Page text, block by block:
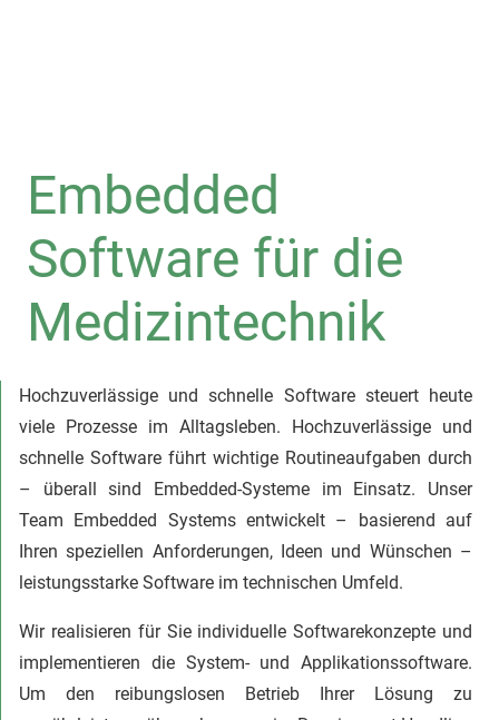
Embedded
Software für die
Medizintechnik
Hochzuverlässige und schnelle Software steuert heute
viele Prozesse im Alltagsleben. Hochzuverlässige und
schnelle Software führt wichtige Routineaufgaben durch
– überall sind Embedded-Systeme im Einsatz. Unser
Team Embedded Systems entwickelt – basierend auf
Ihren speziellen Anforderungen, Ideen und Wünschen –
leistungsstarke Software im technischen Umfeld.
Wir realisieren für Sie individuelle Softwarekonzepte und
implementieren die System- und Applikationssoftware.
Um den reibungslosen Betrieb Ihrer Lösung zu